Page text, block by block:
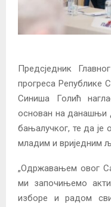
Предсједник
прогреса Републике
Синиша Голић
основан на данашњи
бањалучког, те да је
младим и вриједним
„Одржавањем овог
ми започињемо
изборе и радом